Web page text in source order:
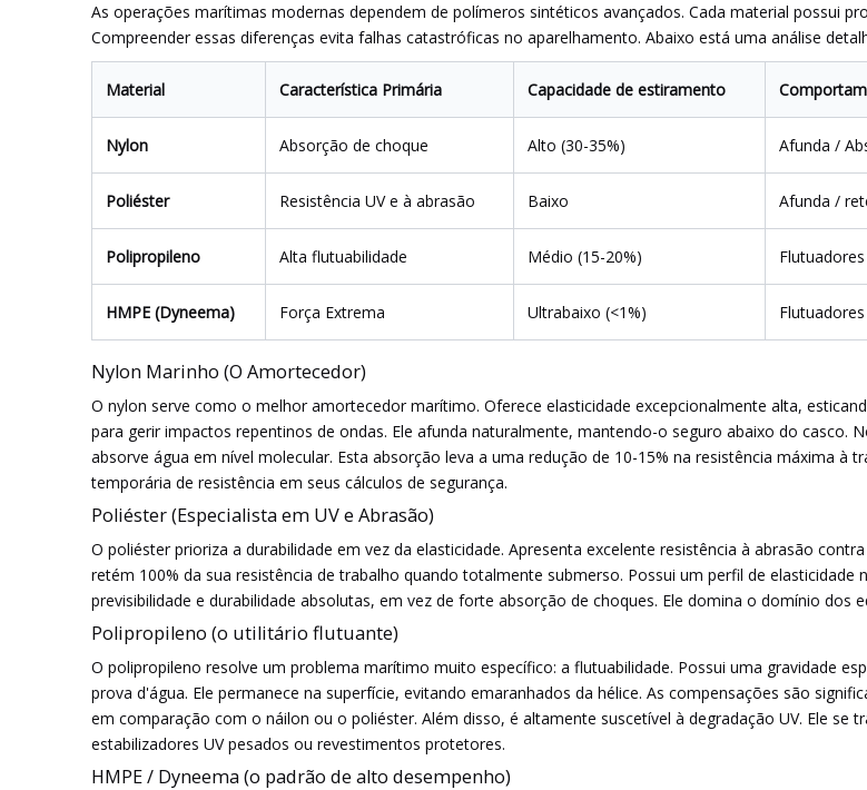
As operações marítimas modernas dependem de polímeros sintéticos avançados. Cada material possui
Compreender essas diferenças evita falhas catastróficas no aparelhamento. Abaixo está uma análise
Material Característica Primária Capacidade de estiramento
Nylon Absorção de choque Alto (30-35%) Afunda /
Poliéster Resistência UV e à abrasão Baixo Afunda /
Polipropileno Alta flutuabilidade Médio (15-20%)
HMPE (Dyneema) Força Extrema Ultrabaixo (<1%)
Nylon Marinho (O Amortecedor)
O nylon serve como o melhor amortecedor marítimo. Oferece elasticidade excepcionalmente alta,
para gerir impactos repentinos de ondas. Ele afunda naturalmente, mantendo-o seguro abaixo do casco.
absorve água em nível molecular. Esta absorção leva a uma redução de 10-15% na resistência máxima à
temporária de resistência em seus cálculos de segurança.
Poliéster (Especialista em UV e Abrasão)
O poliéster prioriza a durabilidade em vez da elasticidade. Apresenta excelente resistência à abrasão
retém 100% da sua resistência de trabalho quando totalmente submerso. Possui um perfil de
previsibilidade e durabilidade absolutas, em vez de forte absorção de choques. Ele domina o domínio dos
Polipropileno (o utilitário flutuante)
O polipropileno resolve um problema marítimo muito específico: a flutuabilidade. Possui uma gravidade
prova d'água. Ele permanece na superfície, evitando emaranhados da hélice. As compensações são
em comparação com o náilon ou o poliéster. Além disso, é altamente suscetível à degradação UV. Ele
estabilizadores UV pesados ​​ou revestimentos protetores.
HMPE / Dyneema (o padrão de alto desempenho)